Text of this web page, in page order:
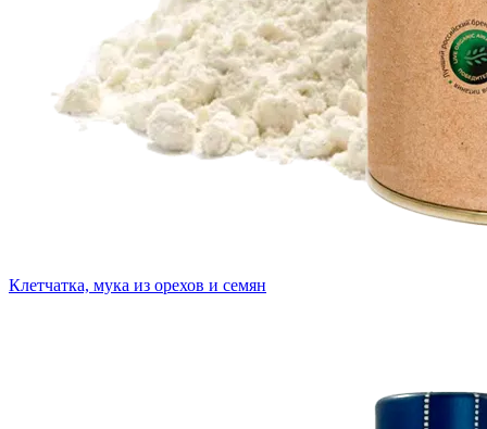
Клетчатка, мука из орехов и семян